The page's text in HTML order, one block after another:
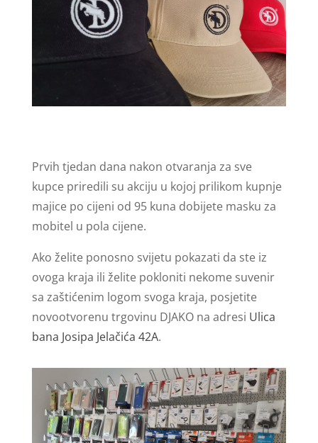
Prvih tjedan dana nakon otvaranja za sve
kupce priredili su akciju u kojoj prilikom kupnje
majice po cijeni od 95 kuna dobijete masku za
mobitel u pola cijene.
Ako želite ponosno svijetu pokazati da ste iz
ovoga kraja ili želite pokloniti nekome suvenir
sa zaštićenim logom svoga kraja, posjetite
novootvorenu trgovinu DJAKO na adresi Ulica
bana Josipa Jelačića 42A.